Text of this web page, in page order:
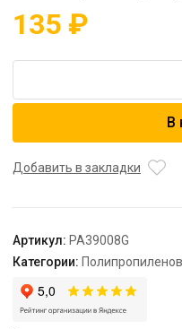
135 ₽
Труба
арм.с
SDR
6
(PN20)
серая
В
Добавить в закладки
Артикул: PA39008G
Категории: